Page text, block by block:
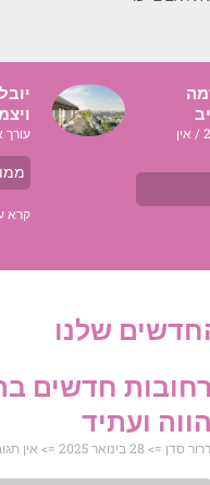
אין
עורך
קרא
שלנו
רחובות חדשים
הווה ועתיד
סדן 28 בינואר 2025 אין